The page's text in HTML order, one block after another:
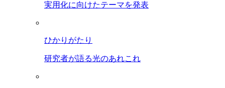
実用化に向けたテーマを発表
ひかりがたり
研究者が語る光のあれこれ